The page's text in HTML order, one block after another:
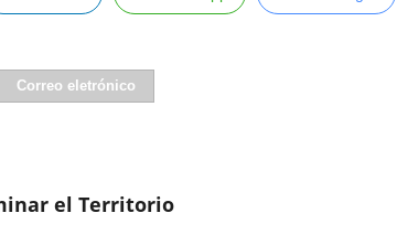
Correo eletrónico
el Territorio